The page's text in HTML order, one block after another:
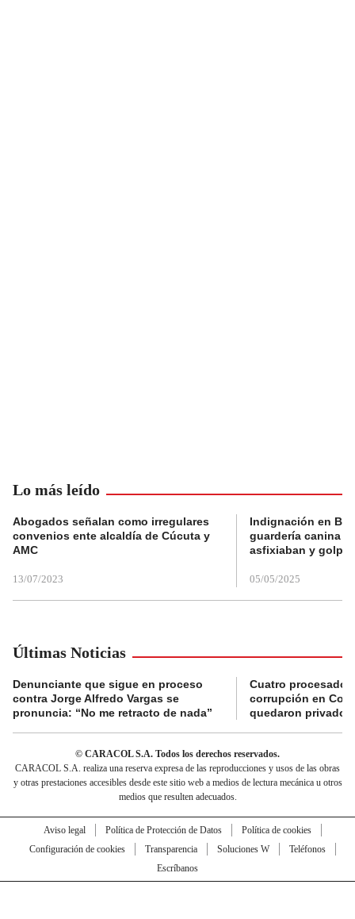
Lo más leído
Abogados señalan como irregulares
convenios ente alcaldía de Cúcuta y
AMC
13/07/2023
Indignación en
guardería canina
asfixiaban y
05/05/2025
Últimas Noticias
Denunciante que sigue en proceso
contra Jorge Alfredo Vargas se
pronuncia: “No me retracto de nada”
Cuatro
corrupción en
quedaron
© CARACOL S.A. Todos los derechos reservados.
CARACOL S.A. realiza una reserva expresa de las reproducciones y usos de las obras
y otras prestaciones accesibles desde este sitio web a medios de lectura mecánica u otros
medios que resulten adecuados.
Aviso legal Política de Protección de Datos
Política de cookies
Configuración de cookies
Transparencia Soluciones W
Teléfonos
Escríbanos